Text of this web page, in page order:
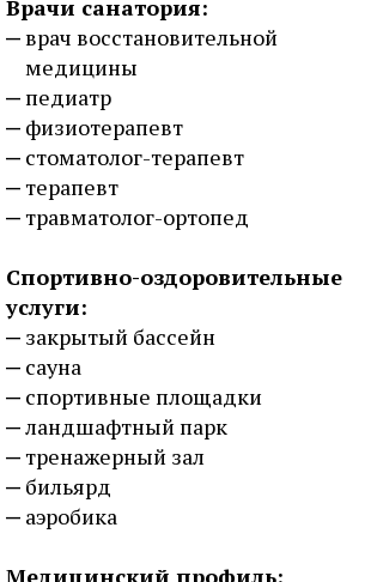
Врачи санатория:
врач восстановительной
медицины
педиатр
физиотерапевт
стоматолог-терапевт
терапевт
травматолог-ортопед
Спортивно-оздоровительные
услуги:
закрытый бассейн
сауна
спортивные площадки
ландшафтный парк
тренажерный зал
бильярд
аэробика
Медицинский профиль: